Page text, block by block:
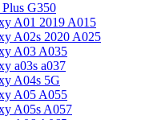
G350
A01 2019 A015
A02s 2020 A025
A03 A035
a03s a037
A04s 5G
A05 A055
A05s A057